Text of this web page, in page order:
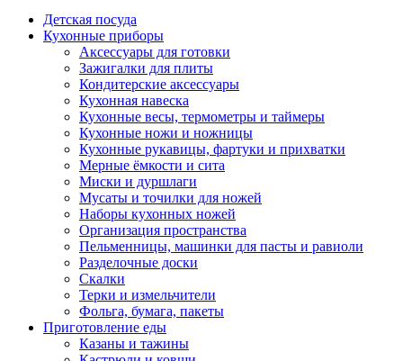
Детская посуда
Кухонные приборы
Аксессуары для готовки
Зажигалки для плиты
Кондитерские аксессуары
Кухонная навеска
Кухонные весы, термометры и таймеры
Кухонные ножи и ножницы
Кухонные рукавицы, фартуки и прихватки
Мерные ёмкости и сита
Миски и дуршлаги
Мусаты и точилки для ножей
Наборы кухонных ножей
Организация пространства
Пельменницы, машинки для пасты и равиоли
Разделочные доски
Скалки
Терки и измельчители
Фольга, бумага, пакеты
Приготовление еды
Казаны и тажины